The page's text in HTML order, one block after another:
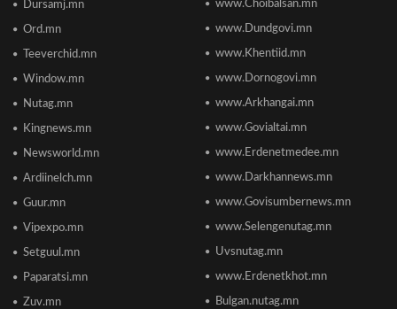
Сонсголгүй төрийн СОНСГОЛ-2
Монгол Улсын дэлхийд өрсөлдөх чадвар 75
ТӨВҮҮДИЙН БАЙРШИЛ
2026/06/17 12:20
Dursamj.mn
Ord.mn
Teeverchid.mn
Window.mn
Nutag.mn
Kingnews.mn
Newsworld.mn
Ardiinelch.mn
Guur.mn
Vipexpo.mn
Setguul.mn
Paparatsi.mn
Zuv.mn
www.Choibalsan.mn
www.Dundgovi.mn
www.Khentiid.mn
www.Dornogovi.mn
www.Arkhangai.mn
www.Govialtai.mn
www.Erdenetmedee.mn
www.Darkhannews.mn
www.Govisumbernews.mn
www.Selengenutag.mn
Uvsnutag.mn
www.Erdenetkhot.mn
Bulgan.nutag.mn